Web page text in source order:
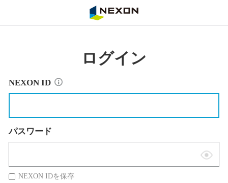
ログイン
NEXON ID
パスワード
表
NEXON IDを保存